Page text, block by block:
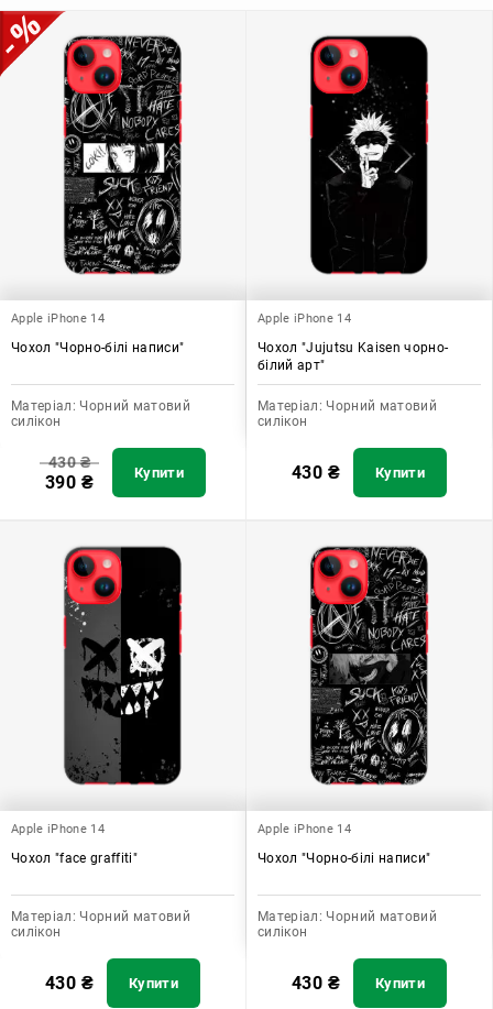
Apple iPhone 14
Чохол "Чорно-білі написи"
Матеріал: Чорний матовий
силікон
430₴
390 ₴ Купити
Apple iPhone 14
Чохол "Jujutsu Kaisen чорно-
білий арт"
Матеріал: Чорний матовий
силікон
430 ₴ Купити
Apple iPhone 14
Чохол "face graffiti"
Матеріал: Чорний матовий
силікон
430 ₴ Купити
Apple iPhone 14
Чохол "Чорно-білі написи"
Матеріал: Чорний матовий
силікон
430 ₴ Купити